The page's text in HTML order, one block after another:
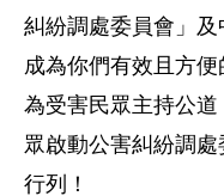
糾紛調處委員會」及
成為你們有效且方
為受害民眾主持公
眾啟動公害糾紛調
行列！